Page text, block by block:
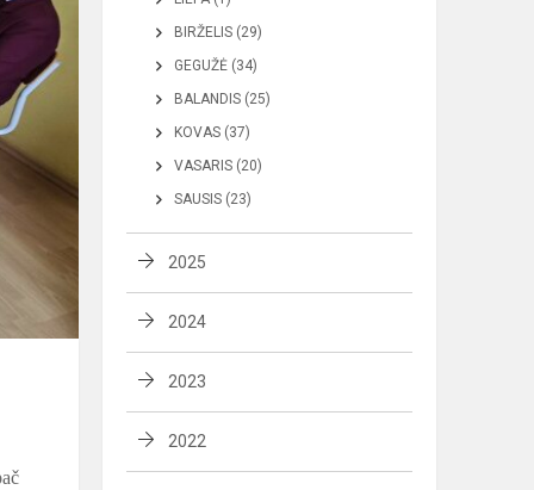
BIRŽELIS (29)
GEGUŽĖ (34)
BALANDIS (25)
KOVAS (37)
VASARIS (20)
SAUSIS (23)
2025
2024
2023
2022